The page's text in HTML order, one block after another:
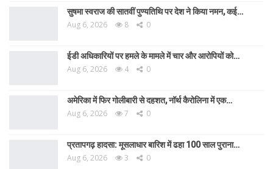
सुषमा स्वराज की सातवीं पुण्यतिथि पर देश ने किया नमन, कई…
Aug 6, 2026 8 0
ईडी अधिकारियों पर हमले के मामले में चार और आरोपियों को…
Aug 6, 2026 4 0
अमेरिका में फिर गोलीबारी से दहशत, नॉर्थ कैरोलिना में एक…
Aug 6, 2026 7 0
प्रतापगढ़ हादसा: मूसलाधार बारिश में ढहा 100 साल पुराना…
Aug 6, 2026 3 0